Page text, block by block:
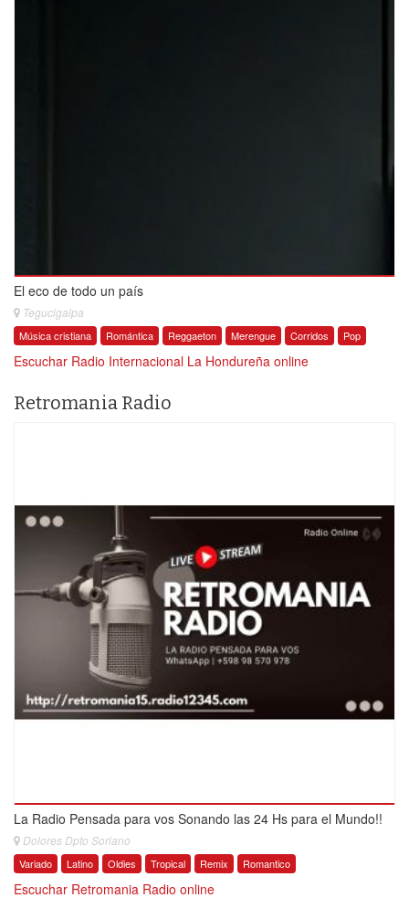
El eco de todo un país
Tegucigalpa
Música cristiana Romántica Reggaeton Merengue Corridos Pop
Escuchar Radio Internacional La Hondureña online
Retromania Radio
La Radio Pensada para vos Sonando las 24 Hs para el Mundo!!
Dolores Dpto Soriano
Variado Latino Oldies Tropical Remix Romantico
Escuchar Retromania Radio online